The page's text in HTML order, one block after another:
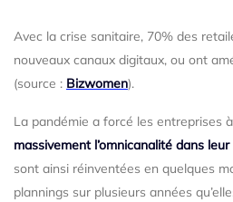
Avec la crise sanitaire, 70% des
nouveaux canaux digitaux, ou ont
(source : Bizwomen).
La pandémie a forcé les entreprises à
massivement l’omnicanalité dans
sont ainsi réinventées en quelques
plannings sur plusieurs années